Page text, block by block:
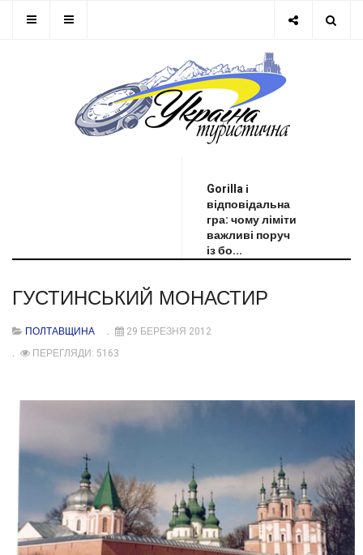
Gorilla і
відповідальна
гра: чому ліміти
важливі поруч
із бо...
ГУСТИНСЬКИЙ МОНАСТИР
ПОЛТАВЩИНА
29 БЕРЕЗНЯ 2012
ПЕРЕГЛЯДИ: 5163